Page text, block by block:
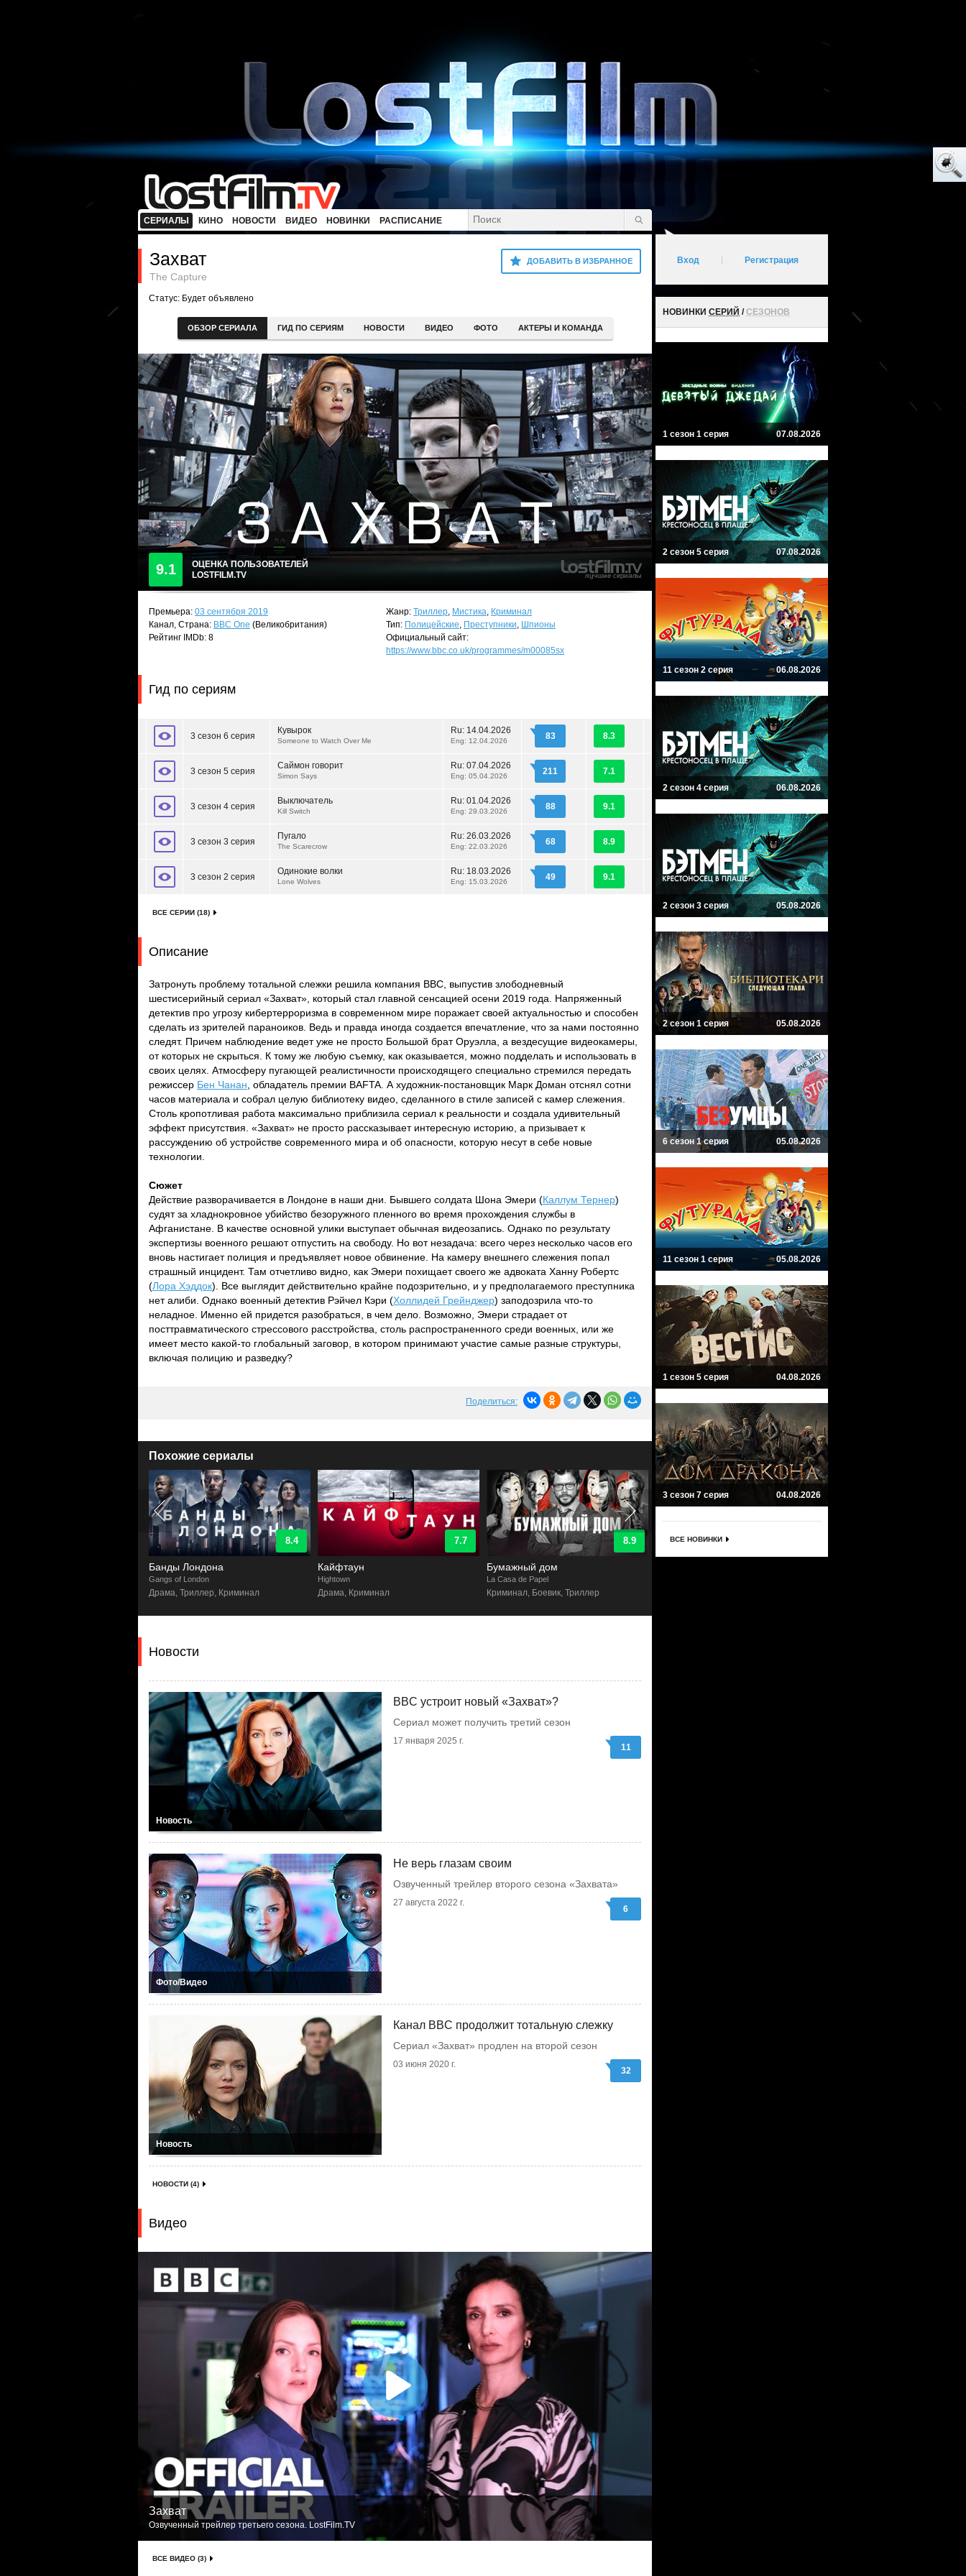
СЕРИАЛЫ КИНО НОВОСТИ ВИДЕО НОВИНКИ РАСПИСАНИЕ
ДОБАВИТЬ В ИЗБРАННОЕ
Захват
The Capture
Статус: Будет объявлено
ОБЗОР СЕРИАЛА ГИД ПО СЕРИЯМ НОВОСТИ ВИДЕО ФОТО АКТЕРЫ И КОМАНДА
9.1
ОЦЕНКА ПОЛЬЗОВАТЕЛЕЙ
LOSTFILM.TV
Премьера: 03 сентября 2019
Канал, Страна: BBC One (Великобритания)
Рейтинг IMDb: 8
Жанр: Триллер, Мистика, Криминал
Тип: Полицейские, Преступники, Шпионы
Официальный сайт:
https://www.bbc.co.uk/programmes/m00085sx
Гид по сериям
3 сезон 6 серия
Кувырок
Someone to Watch Over Me
Ru: 14.04.2026
Eng: 12.04.2026 83 8.3
3 сезон 5 серия
Саймон говорит
Simon Says
Ru: 07.04.2026
Eng: 05.04.2026 211 7.1
3 сезон 4 серия
Выключатель
Kill Switch
Ru: 01.04.2026
Eng: 29.03.2026 88 9.1
3 сезон 3 серия
Пугало
The Scarecrow
Ru: 26.03.2026
Eng: 22.03.2026 68 8.9
3 сезон 2 серия
Одинокие волки
Lone Wolves
Ru: 18.03.2026
Eng: 15.03.2026 49 9.1
ВСЕ СЕРИИ (18)
Описание
Затронуть проблему тотальной слежки решила компания BBC, выпустив злободневный
шестисерийный сериал «Захват», который стал главной сенсацией осени 2019 года. Напряженный
детектив про угрозу кибертерроризма в современном мире поражает своей актуальностью и способен
сделать из зрителей параноиков. Ведь и правда иногда создается впечатление, что за нами постоянно
следят. Причем наблюдение ведет уже не просто Большой брат Оруэлла, а вездесущие видеокамеры,
от которых не скрыться. К тому же любую съемку, как оказывается, можно подделать и использовать в
своих целях. Атмосферу пугающей реалистичности происходящего специально стремился передать
режиссер Бен Чанан , обладатель премии BAFTA. А художник-постановщик Марк Доман отснял сотни
часов материала и собрал целую библиотеку видео, сделанного в стиле записей с камер слежения.
Столь кропотливая работа максимально приблизила сериал к реальности и создала удивительный
эффект присутствия. «Захват» не просто рассказывает интересную историю, а призывает к
рассуждению об устройстве современного мира и об опасности, которую несут в себе новые
технологии.
Сюжет
Действие разворачивается в Лондоне в наши дни. Бывшего солдата Шона Эмери (Каллум Тернер)
судят за хладнокровное убийство безоружного пленного во время прохождения службы в
Афганистане. В качестве основной улики выступает обычная видеозапись. Однако по результату
экспертизы военного решают отпустить на свободу. Но вот незадача: всего через несколько часов его
вновь настигает полиция и предъявляет новое обвинение. На камеру внешнего слежения попал
страшный инцидент. Там отчетливо видно, как Эмери похищает своего же адвоката Ханну Робертс
(Лора Хэддок). Все выглядит действительно крайне подозрительно, и у предполагаемого преступника
нет алиби. Однако военный детектив Рэйчел Кэри (Холлидей Грейнджер) заподозрила что-то
неладное. Именно ей придется разобраться, в чем дело. Возможно, Эмери страдает от
посттравматического стрессового расстройства, столь распространенного среди военных, или же
имеет место какой-то глобальный заговор, в котором принимают участие самые разные структуры,
включая полицию и разведку?
Поделиться:
Похожие сериалы
8.4
Банды Лондона
Gangs of London
Драма, Триллер, Криминал
7.7
Кайфтаун
Hightown
Драма, Криминал
8.9
Бумажный дом
La Casa de Papel
Криминал, Боевик, Триллер
Новости
Новость
BBC устроит новый «Захват»?
Сериал может получить третий сезон
17 января 2025 г.
11
Фото/Видео
Не верь глазам своим
Озвученный трейлер второго сезона «Захвата»
27 августа 2022 г.
6
Новость
Канал BBC продолжит тотальную слежку
Сериал «Захват» продлен на второй сезон
03 июня 2020 г.
32
НОВОСТИ (4)
Видео
Захват
Озвученный трейлер третьего сезона. LostFilm.TV
ВСЕ ВИДЕО (3)
Вход Регистрация
НОВИНКИ СЕРИЙ /СЕЗОНОВ
1 сезон 1 серия 07.08.2026
2 сезон 5 серия 07.08.2026
11 сезон 2 серия 06.08.2026
2 сезон 4 серия 06.08.2026
2 сезон 3 серия 05.08.2026
2 сезон 1 серия 05.08.2026
6 сезон 1 серия 05.08.2026
11 сезон 1 серия 05.08.2026
1 сезон 5 серия 04.08.2026
3 сезон 7 серия 04.08.2026
ВСЕ НОВИНКИ